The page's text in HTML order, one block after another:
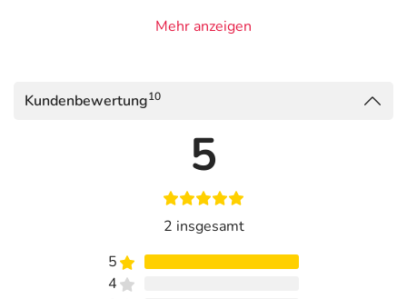
beruhigtes Hautgefühl. Die Haut wird geschmeidig weich
und kann sich von alltäglichen Strapazen erholen. Die
Mit wertvollem Avocadoöl, Glycerin und ProVitamin B5
Schnell einziehende, ultra-leichte Textur
Hinterlässt ein weiches, gepflegtes Hautgefühl
Ohne Parfüm
Im praktischen Pumpspender
Mehr anzeigen
Kundenbewertung10
5
2 insgesamt
5
4